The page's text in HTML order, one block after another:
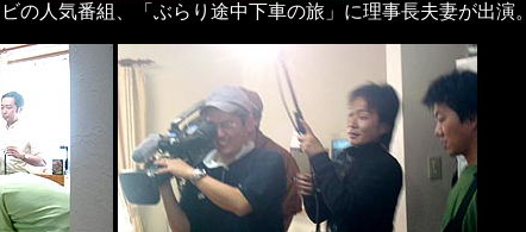
の人気番組、「ぶらり途中下車の旅」に理事長夫妻が出演。